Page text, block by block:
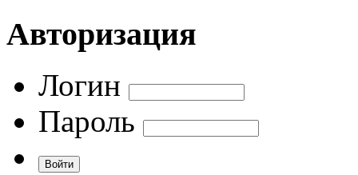
Авторизация
Логин
Пароль